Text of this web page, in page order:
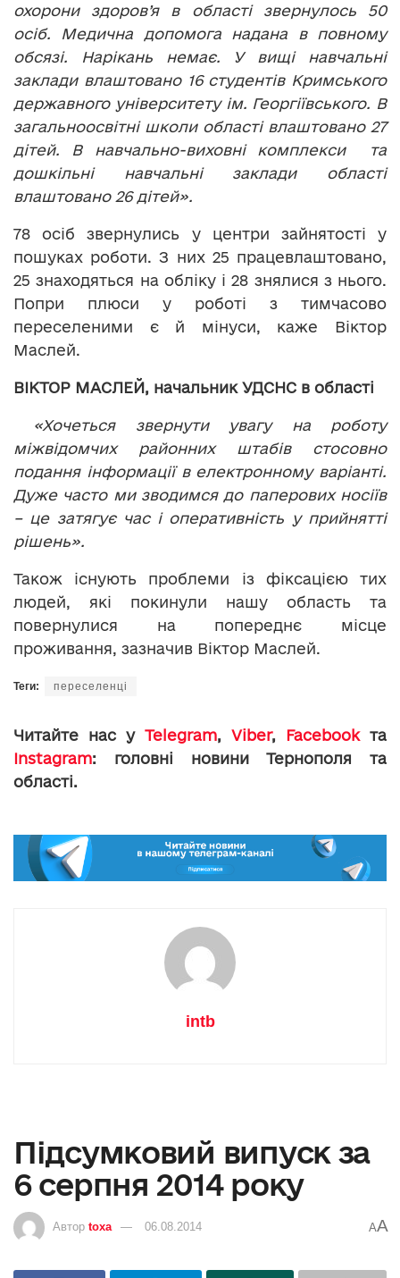
охорони здоров’я в області звернулось 50
осіб. Медична допомога надана в повному
обсязі. Нарікань немає. У вищі навчальні
заклади влаштовано 16 студентів Кримського
державного університету ім. Георгіївського. В
загальноосвітні школи області влаштовано 27
дітей. В навчально-виховні комплекси та
дошкільні навчальні заклади області
влаштовано 26 дітей».
78 осіб звернулись у центри зайнятості у
пошуках роботи. З них 25 працевлаштовано,
25 знаходяться на обліку і 28 знялися з нього.
Попри плюси у роботі з тимчасово
переселеними є й мінуси, каже Віктор
Маслей.
ВІКТОР МАСЛЕЙ, начальник УДСНС в області
«Хочеться звернути увагу на роботу
міжвідомчих районних штабів стосовно
подання інформації в електронному варіанті.
Дуже часто ми зводимся до паперових носіїв
– це затягує час і оперативність у прийнятті
рішень».
Також існують проблеми із фіксацією тих
людей, які покинули нашу область та
повернулися на попереднє місце
проживання, зазначив Віктор Маслей.
Теги: переселенці
Читайте нас у Telegram, Viber, Facebookта
Instagram: головні новини Тернополя та
області.
intb
Підсумковий випуск за
6 серпня 2014 року
Автор toxa 06.08.2014 AA